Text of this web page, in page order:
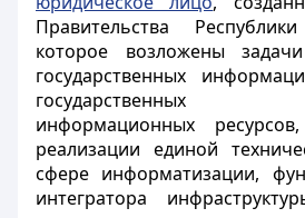
Правительства
которое возложены
государственных
государственных
информационных
реализации единой
сфере информатизации,
интегратора